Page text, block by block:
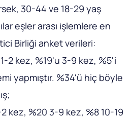
30-44 ve 18-29 yaş
eşler arası işlemlere en
Birliği anket verileri:
2 kez, %19'u 3-9 kez, %5'i
yapmıştır. %34'ü hiç böyle
kez, %20 3-9 kez, %8 10-19